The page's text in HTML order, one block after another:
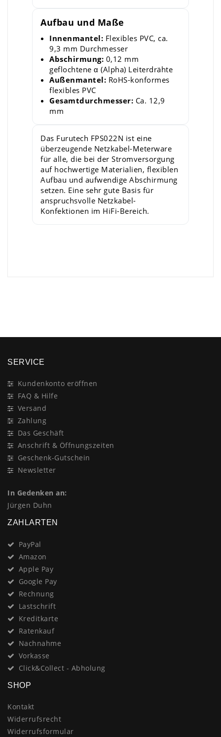
Aufbau und Maße
Innenmantel: Flexibles PVC, ca.
9,3 mm Durchmesser
Abschirmung: 0,12 mm
geflochtene α (Alpha) Leiterdrähte
Außenmantel: RoHS-konformes
flexibles PVC
Gesamtdurchmesser: Ca. 12,9
mm
Das Furutech FPS022N ist eine
überzeugende Netzkabel-Meterware
für alle, die bei der Stromversorgung
auf hochwertige Materialien, flexiblen
Aufbau und aufwendige Abschirmung
setzen. Eine sehr gute Basis für
anspruchsvolle Netzkabel-
Konfektionen im HiFi-Bereich.
SERVICE
Kundenkonto eröffnen
FAQ & Hilfe
Versand
Zahlung
Das Geschäft
Anschrift & Öffnungszeiten
Geschenk-Gutschein
Newsletter
In Gedenken an:
Jürgen Duhn
ZAHLARTEN
PayPal
Amazon
Apple Pay
Google Pay
Rechnung
Lastschrift
Kreditkarte
Ratenkauf
Nachnahme
Vorkasse
Click&Collect - Abholung
SHOP
Kontakt
Widerrufsrecht
Widerrufsformular